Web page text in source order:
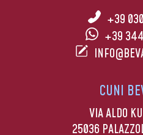
+39
+39
CUNI
VIA ALDO
25036